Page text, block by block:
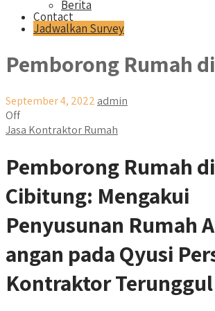
Berita
Contact
Jadwalkan Survey
Pemborong Rumah
September 4, 2022 admin
Off
Jasa Kontraktor Rumah
Pemborong Rumah di
Cibitung: Mengakui
Penyusunan Rumah
angan pada Qyusi
Kontraktor Terunggul